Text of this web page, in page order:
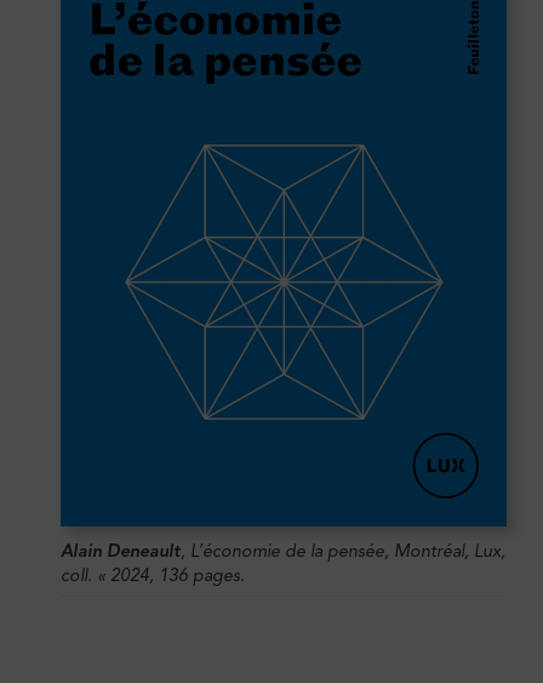
Alain Deneault, L’économie de la pensée, Montréal, Lux,
coll. « 2024, 136 pages.